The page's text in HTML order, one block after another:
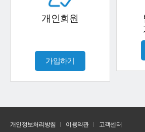
개인회원
가입하기
개인정보처리방침 이용약관 고객센터